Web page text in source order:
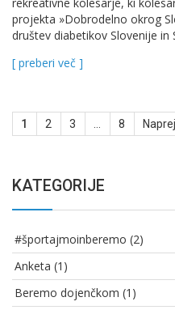
projekta »Dobrodelno okrog
društev diabetikov Slovenije in
[ preberi več ]
Navigacija
prispevkov
1 2 3 8 Naprej
KATEGORIJE
#športajmoinberemo (2)
Anketa (1)
Beremo dojenčkom (1)